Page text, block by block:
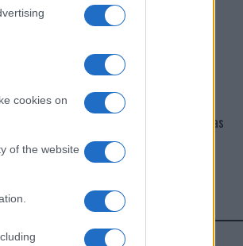
cookies on
of the website
I nostri cari
Giovannimaria Cabras